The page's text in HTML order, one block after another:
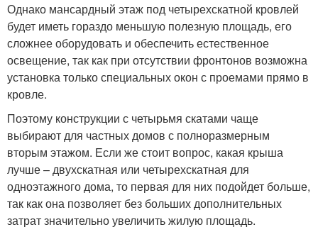
Однако мансардный этаж под четырехскатной кровлей
будет иметь гораздо меньшую полезную площадь, его
сложнее оборудовать и обеспечить естественное
освещение, так как при отсутствии фронтонов возможна
установка только специальных окон с проемами прямо в
кровле.
Поэтому конструкции с четырьмя скатами чаще
выбирают для частных домов с полноразмерным
вторым этажом. Если же стоит вопрос, какая крыша
лучше – двухскатная или четырехскатная для
одноэтажного дома, то первая для них подойдет больше,
так как она позволяет без больших дополнительных
затрат значительно увеличить жилую площадь.